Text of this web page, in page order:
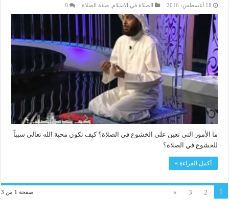
18 أغسطس، 2016 الصلاة في الاسلام,صفة الصلاة 0
ما الأمور التي تعين على الخشوع في الصلاة؟ كيف تكون محبة الله تعالى سبباً
للخشوع في الصلاة؟
أكمل القراءة »
صفحة 1 من 3 1
2
3
»